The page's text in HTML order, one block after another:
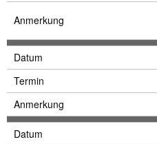
Anmerkung
Datum
Termin
Anmerkung
Datum